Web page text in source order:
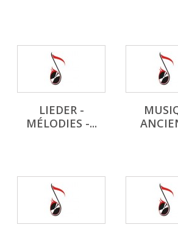
LIEDER -
MÉLODIES -...